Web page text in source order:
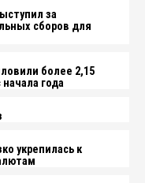
за
сборов для
более 2,15
года
укрепилась к